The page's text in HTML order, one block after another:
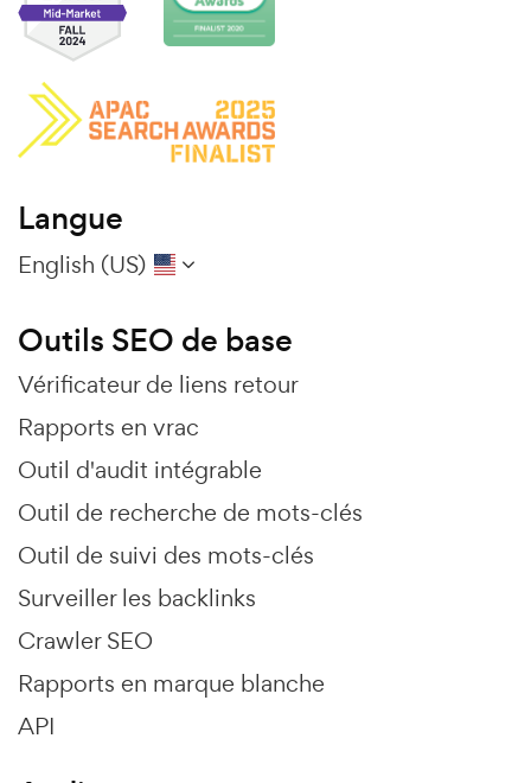
Langue
English (US)
Outils SEO de base
Vérificateur de liens retour
Rapports en vrac
Outil d'audit intégrable
Outil de recherche de mots-clés
Outil de suivi des mots-clés
Surveiller les backlinks
Crawler SEO
Rapports en marque blanche
API